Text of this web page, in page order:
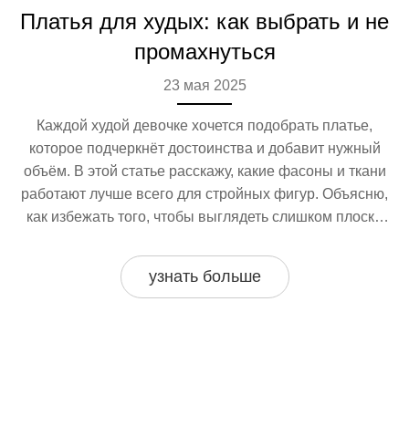
Платья для худых: как выбрать и не
промахнуться
23 мая 2025
Каждой худой девочке хочется подобрать платье,
которое подчеркнёт достоинства и добавит нужный
объём. В этой статье расскажу, какие фасоны и ткани
работают лучше всего для стройных фигур. Объясню,
как избежать того, чтобы выглядеть слишком плоско
советами и маленькими хитростями стиля. Всё просто,
понятно и без лишней воды.
узнать больше